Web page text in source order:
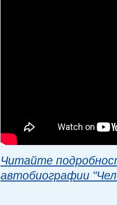
Читайте
автобиографии